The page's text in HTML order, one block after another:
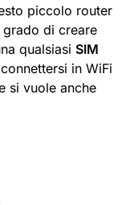
piccolo router
grado di creare
qualsiasi SIM
in WiFi
si vuole anche